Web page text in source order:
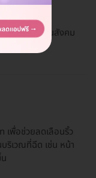
วมสิทธิประกันสังคม
เพื่อช่วยลดเลือนริ้ว
ริเวณที่ฉีด เช่น หน้า